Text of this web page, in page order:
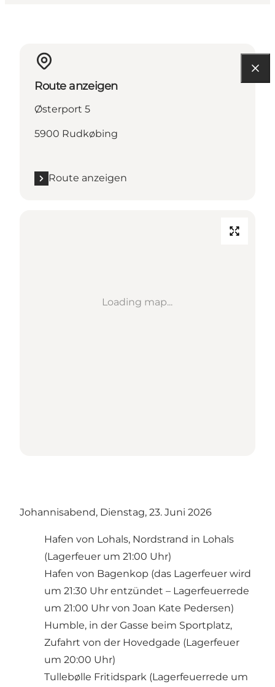
Route anzeigen
Østerport 5
5900 Rudkøbing
Route anzeigen
Loading map...
Johannisabend, Dienstag, 23. Juni 2026
Hafen von Lohals, Nordstrand in Lohals
(Lagerfeuer um 21:00 Uhr)
Hafen von Bagenkop (das Lagerfeuer wird
um 21:30 Uhr entzündet – Lagerfeuerrede
um 21:00 Uhr von Joan Kate Pedersen)
Humble, in der Gasse beim Sportplatz,
Zufahrt von der Hovedgade (Lagerfeuer
um 20:00 Uhr)
Tullebølle Fritidspark (Lagerfeuerrede um